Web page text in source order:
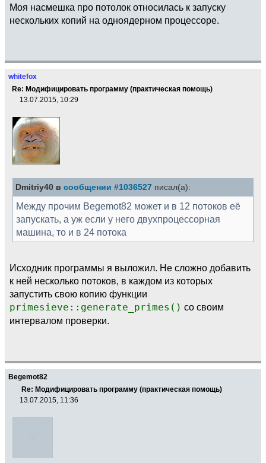
Моя насмешка про потолок относилась к запуску
нескольких копий на одноядерном процессоре.
whitefox
Re: Модифицировать программу (практическая помощь)
13.07.2015, 10:29
Dmitriy40 в сообщении #1036527 писал(а):
Между прочим Begemot82 может и в 12 потоков её
запускать, а уж если у него двухпроцессорная
машина, то и в 24 потока
Исходник программы я выложил. Не сложно добавить
к ней несколько потоков, в каждом из которых
запустить свою копию функции
primesieve::generate_primes() со своим
интервалом проверки.
Begemot82
Re: Модифицировать программу (практическая помощь)
13.07.2015, 11:36